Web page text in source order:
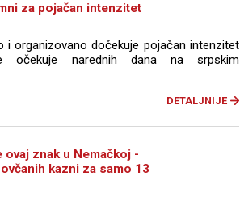
za pojačan intenzitet
i organizovano dočekuje pojačan intenzitet
očekuje narednih dana na srpskim
DETALJNIJE
znak u Nemačkoj -
kazni za samo 13